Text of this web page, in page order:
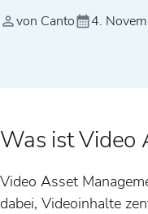
von Canto 4.
Was ist Video
Video Asset
dabei, Videoinhalte